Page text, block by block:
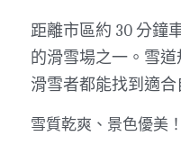
距離市區約 30 分鐘
的滑雪場之一。雪
滑雪者都能找到適合
雪質乾爽、景色優美